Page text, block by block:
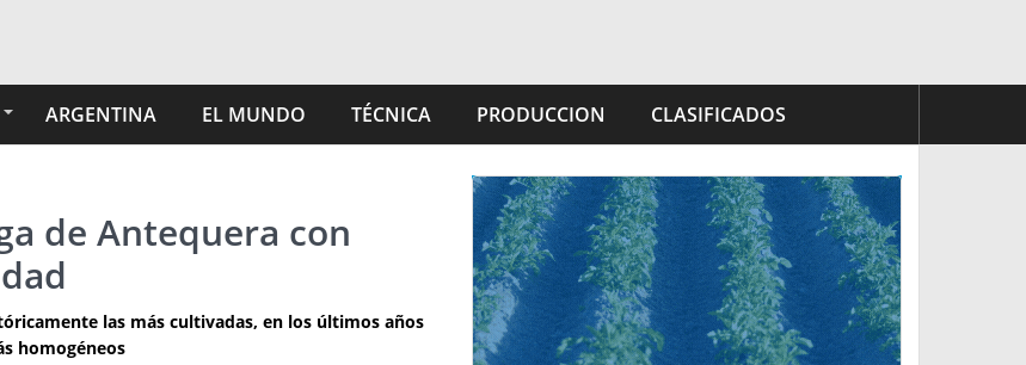
ARGENTINA EL MUNDO TÉCNICA PRODUCCION CLASIFICADOS
de Antequera con
las más cultivadas, en los últimos años
homogéneos